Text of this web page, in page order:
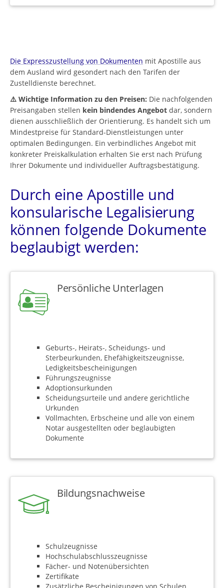
Die Expresszustellung von Dokumenten mit Apostille aus
dem Ausland wird gesondert nach den Tarifen der
Zustelldienste berechnet.
⚠️ Wichtige Information zu den Preisen: Die nachfolgenden
Preisangaben stellen kein bindendes Angebot dar, sondern
dienen ausschließlich der Orientierung. Es handelt sich um
Mindestpreise für Standard-Dienstleistungen unter
optimalen Bedingungen. Ein verbindliches Angebot mit
konkreter Preiskalkulation erhalten Sie erst nach Prüfung
Ihrer Dokumente und individueller Auftragsbestätigung.
Durch eine Apostille und
konsularische Legalisierung
können folgende Dokumente
beglaubigt werden:
Persönliche Unterlagen
Geburts-, Heirats-, Scheidungs- und
Sterbeurkunden, Ehefähigkeitszeugnisse,
Ledigkeitsbescheinigungen
Führungszeugnisse
Adoptionsurkunden
Scheidungsurteile und andere gerichtliche
Urkunden
Vollmachten, Erbscheine und alle von einem
Notar ausgestellten oder beglaubigten
Dokumente
Bildungsnachweise
Schulzeugnisse
Hochschulabschlusszeugnisse
Fächer- und Notenübersichten
Zertifikate